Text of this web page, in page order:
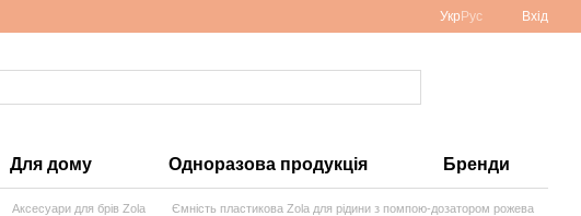
Укр Рус Вхід
Для дому Одноразова продукція Бренди
Аксесуари для брів Zola Ємність пластикова Zola для рідини з помпою-дозатором рожева